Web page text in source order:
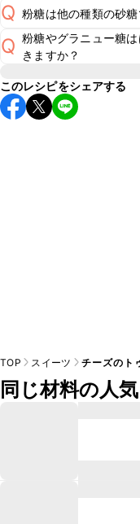
A こちらでラッピング
Q 粉糖は他の種類の砂
粉糖はマカロンをお
となる材料です。他
用意ください。
Q 粉糖やグラニュー糖
きますか？
A 生地の水分量が変わ
このレシピをシェアする
TOP スイーツ チーズのト
同じ材料の人